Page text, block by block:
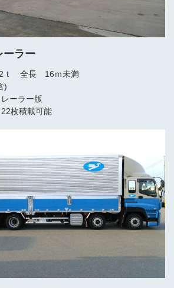
ーラー
ｔ 全長 16ｍ未満
)
ーラー版
枚積載可能